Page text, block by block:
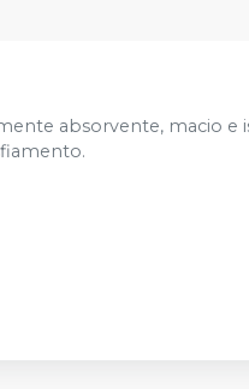
absorvente, macio e